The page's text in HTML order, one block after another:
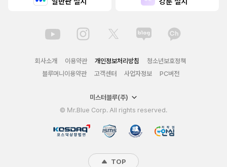
회사소개 이용약관 개인정보처리방침
청소년보호정책
블루머니이용약관
고객센터 사업자정보 PC버전
미스터블루(주)
© Mr.Blue Corp. All rights reserved.
TOP